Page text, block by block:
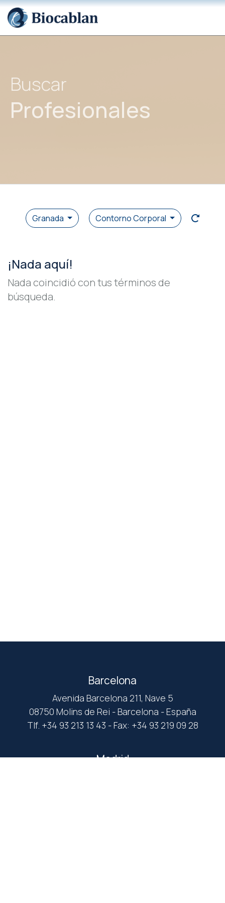
Buscar
Profesionales
Granada Contorno Corporal
¡Nada aquí!
Nada coincidió con tus términos de
búsqueda.
Barcelona
Avenida Barcelona 211, Nave 5
08750 Molins de Rei - Barcelona - España
Tlf. +34 93 213 13 43 - Fax: +34 93 219 09 28
Madrid